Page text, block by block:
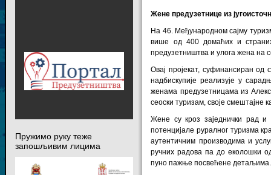
Жене предузетнице из
На 46. Међународном сајму
више од 400 домаћих и
предузетништва и улога жена на
Oвај пројекат, суфинансиран
надбискупије реализује у
женама предузетницама из
сеоски туризам, своје смештајне
Жене су кроз заједнички рад и
потенцијале руралног туризма
аутентичним производима и
ручних радова па до еколошки
пуно пажње посвећене детаљима.
Пружимо руку теже
запошљивим лицима